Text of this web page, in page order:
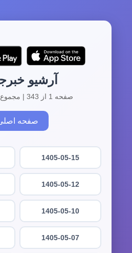
آرشیو
صفحه 1 از 343 | مجموع 3424 آرشیو
صفحه
1405-05-15
1405-05-12
1405-05-10
1405-05-07